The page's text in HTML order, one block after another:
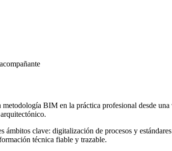
BIM en la práctica profesional desde
ámbitos clave: digitalización de procesos y
técnica fiable y trazable.